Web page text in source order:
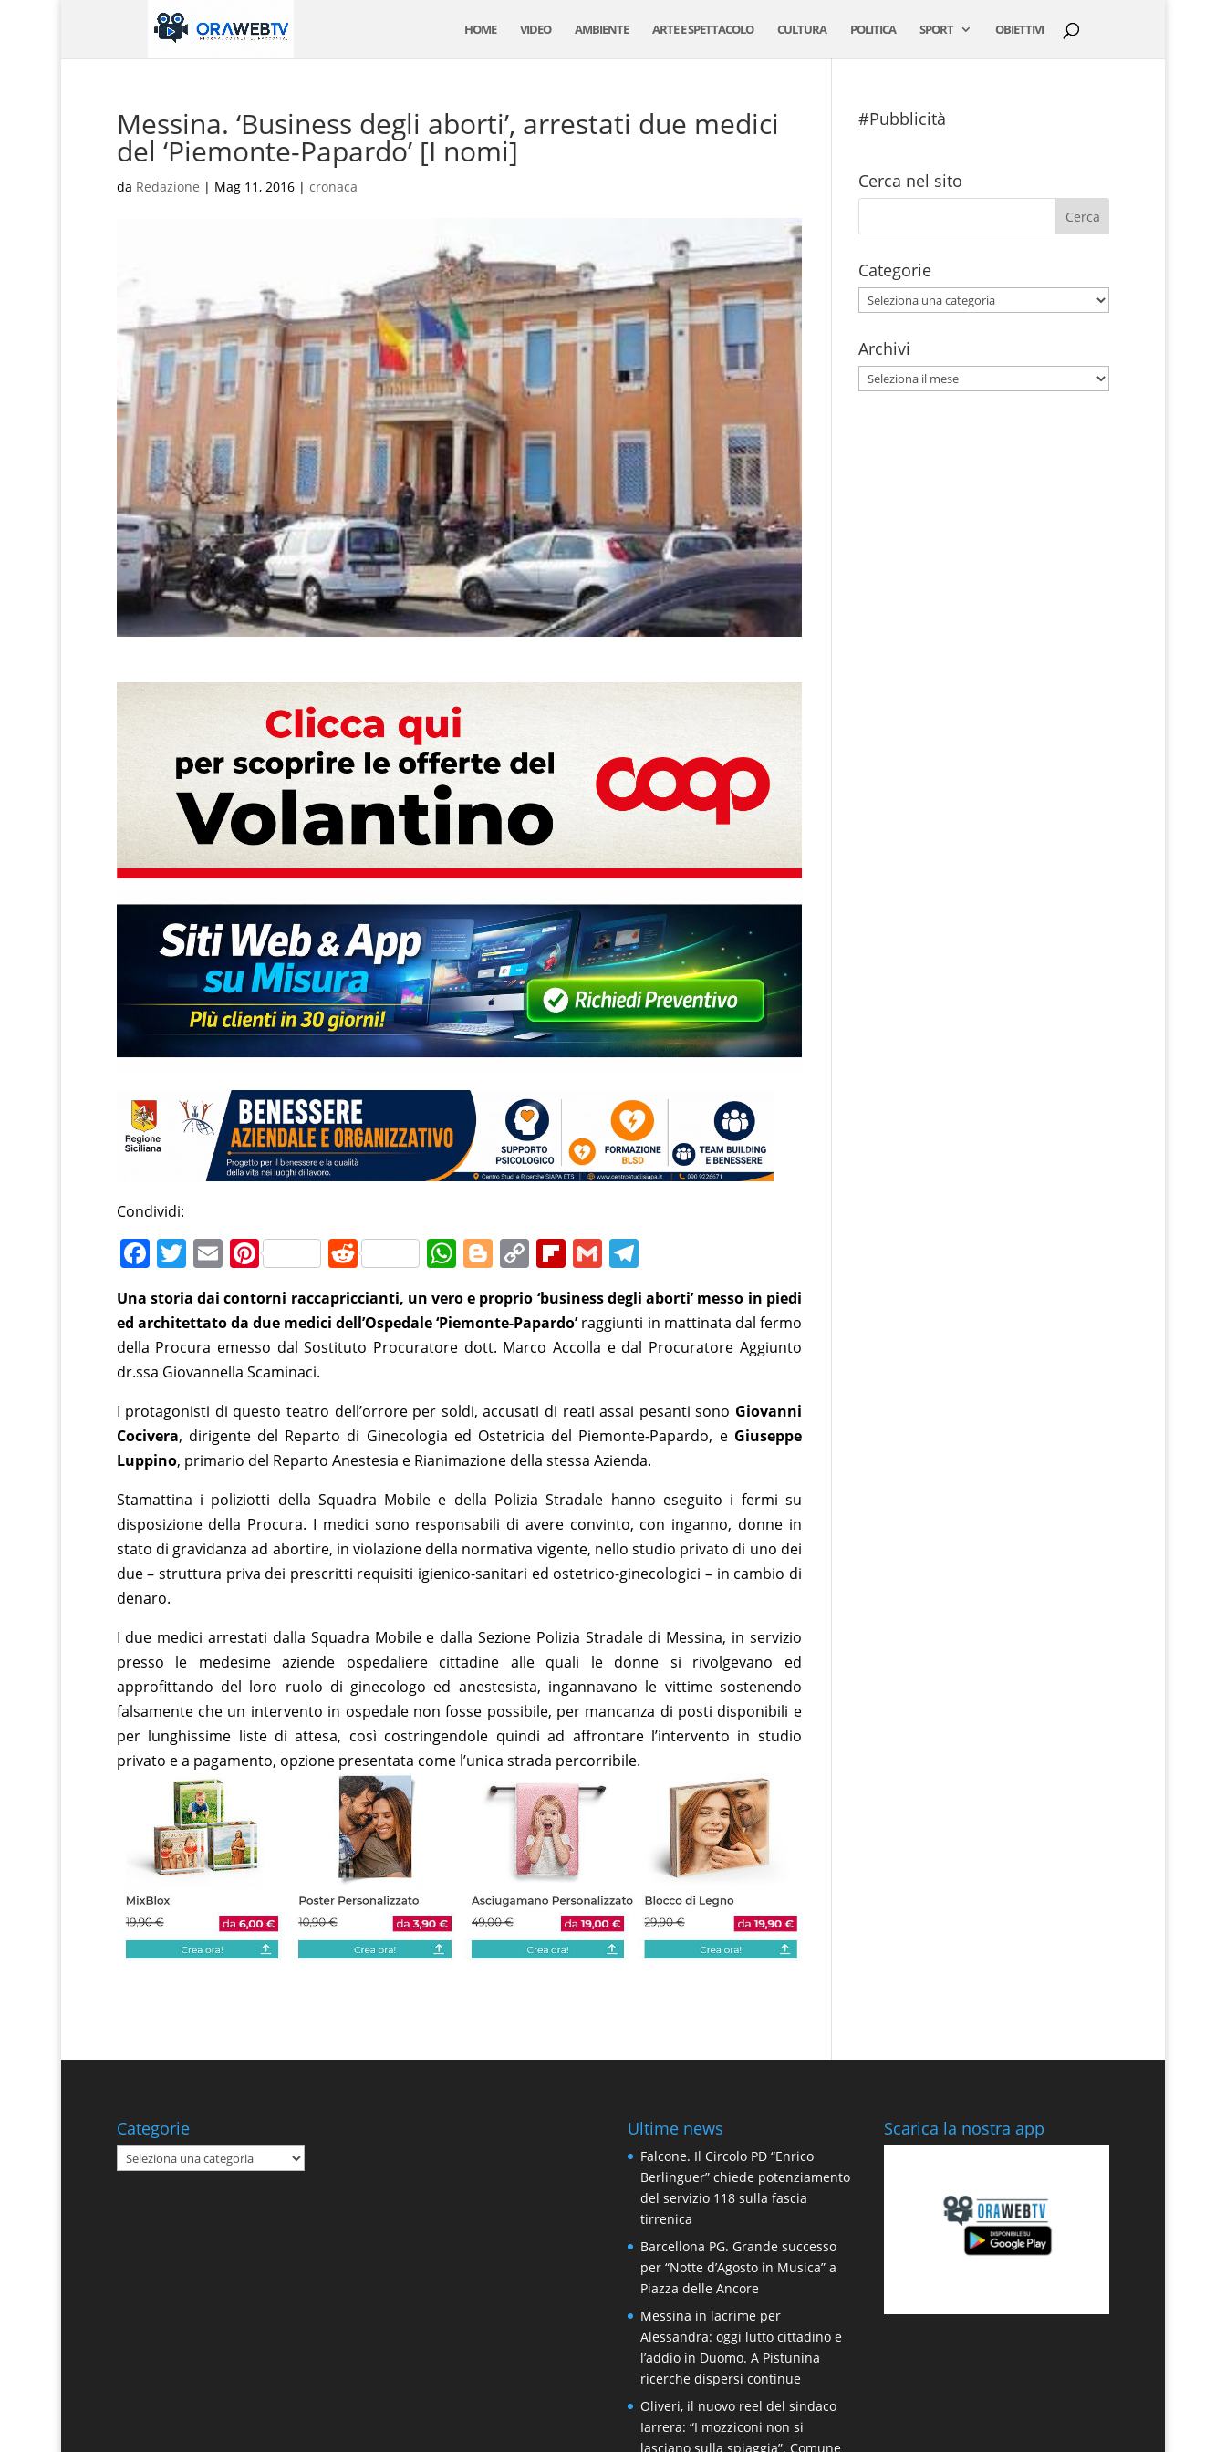
HOME VIDEO AMBIENTE ARTE E SPETTACOLO CULTURA POLITICA SPORT OBIETTIVI
Messina. ‘Business degli aborti’, arrestati due medici
del ‘Piemonte-Papardo’ [I nomi]
da Redazione | Mag 11, 2016| cronaca
Condividi:
F
c
e
b
o
o
k
T
w
itt
er
E
ai
l
Pi
nt
er
e
st
R
e
d
di
W
at
s
p
p
Bl
g
g
C
o
p
y
n
k
Fl
ip
b
o
d
G
m
ai
l
T
el
e
gr
m
Una storia dai contorni raccapriccianti, un vero e proprio ‘business degli aborti’ messo in piedi
ed architettato da due medici dell’Ospedale ‘Piemonte-Papardo’raggiunti in mattinata dal fermo
della Procura emesso dal Sostituto Procuratore dott. Marco Accolla e dal Procuratore Aggiunto
dr.ssa Giovannella Scaminaci.
I protagonisti di questo teatro dell’orrore per soldi, accusati di reati assai pesanti sono Giovanni
Cocivera, dirigente del Reparto di Ginecologia ed Ostetricia del Piemonte-Papardo, e Giuseppe
Luppino, primario del Reparto Anestesia e Rianimazione della stessa Azienda.
Stamattina i poliziotti della Squadra Mobile e della Polizia Stradale hanno eseguito i fermi su
disposizione della Procura. I medici sono responsabili di avere convinto, con inganno, donne in
stato di gravidanza ad abortire, in violazione della normativa vigente, nello studio privato di uno dei
due – struttura priva dei prescritti requisiti igienico-sanitari ed ostetrico-ginecologici – in cambio di
denaro.
I due medici arrestati dalla Squadra Mobile e dalla Sezione Polizia Stradale di Messina, in servizio
presso le medesime aziende ospedaliere cittadine alle quali le donne si rivolgevano ed
approfittando del loro ruolo di ginecologo ed anestesista, ingannavano le vittime sostenendo
falsamente che un intervento in ospedale non fosse possibile, per mancanza di posti disponibili e
per lunghissime liste di attesa, così costringendole quindi ad affrontare l’intervento in studio
privato e a pagamento, opzione presentata come l’unica strada percorribile.
#Pubblicità
Cerca nel sito
Categorie
Categorie
Archivi
Archivi
Categorie
Categorie
Ultime news
Falcone. Il Circolo PD “Enrico
Berlinguer” chiede potenziamento
del servizio 118 sulla fascia
tirrenica
Barcellona PG. Grande successo
per “Notte d’Agosto in Musica” a
Piazza delle Ancore
Messina in lacrime per
Alessandra: oggi lutto cittadino e
l’addio in Duomo. A Pistunina
ricerche dispersi continue
Oliveri, il nuovo reel del sindaco
Iarrera: “I mozziconi non si
lasciano sulla spiaggia”. Comune
Scarica la nostra app